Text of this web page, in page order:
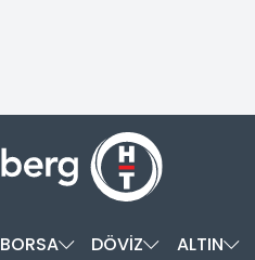
BORSA DÖVİZ ALTIN